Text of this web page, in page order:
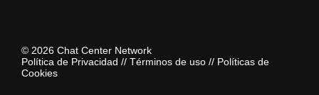
© 2026 Chat Center Network
Política de Privacidad // Términos de uso // Políticas de
Cookies